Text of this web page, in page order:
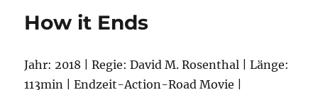
How it Ends
Jahr: 2018 | Regie: David M. Rosenthal | Länge:
113min | Endzeit-Action-Road Movie |